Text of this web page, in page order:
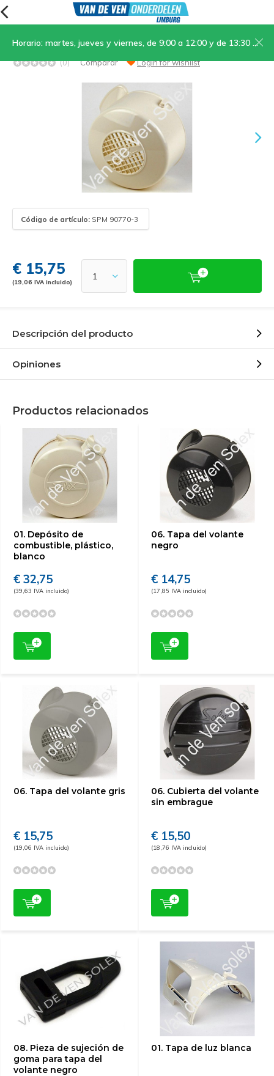
Horario: martes, jueves y viernes, de 9:00 a 12:00 y de 13:30 a 17:00; sábados, de 9:00 a 12:00
06. Tapa del volante blanca
(0) Comparar Login for wishlist
Código de artículo: SPM 90770-3
€ 15,75
(19,06 IVA incluido)
Descripción del producto
Opiniones
Productos relacionados
01. Depósito de
combustible, plástico,
blanco
€ 32,75
(39,63 IVA incluido)
06. Tapa del volante
negro
€ 14,75
(17,85 IVA incluido)
06. Tapa del volante gris
€ 15,75
(19,06 IVA incluido)
06. Cubierta del volante
sin embrague
€ 15,50
(18,76 IVA incluido)
08. Pieza de sujeción de
goma para tapa del
volante negro
01. Tapa de luz blanca